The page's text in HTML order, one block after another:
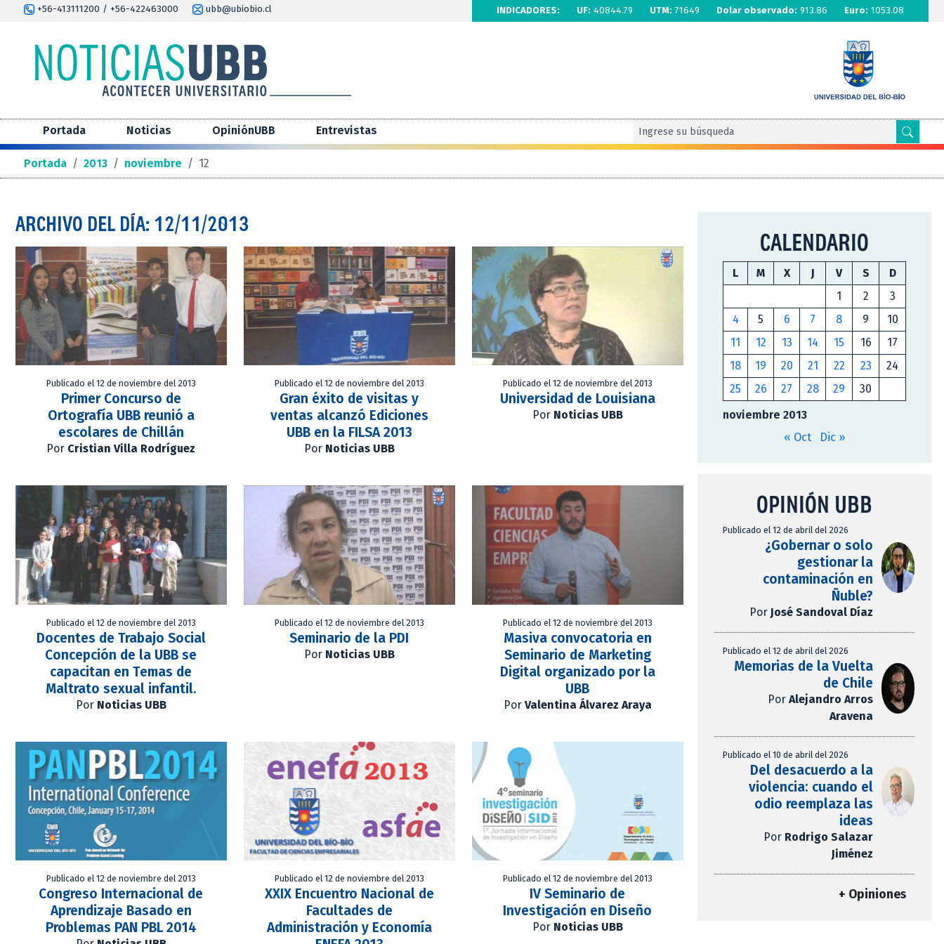
+56-413111200 / +56-422463000 ubb@ubiobio.cl INDICADORES: UF: 40844.79 UTM: 71649 Dolar observado: 913.86 Euro: 1053.08
Portada Noticias OpiniónUBB Entrevistas
Portada / 2013 / noviembre / 12
ARCHIVO DEL DÍA: 12/11/2013
Publicado el 12 de noviembre del 2013
Primer Concurso de
Ortografía UBB reunió a
escolares de Chillán
Por Cristian Villa Rodríguez
Publicado el 12 de noviembre del 2013
Gran éxito de visitas y
ventas alcanzó Ediciones
UBB en la FILSA 2013
Por Noticias UBB
Publicado el 12 de noviembre del 2013
Universidad de Louisiana
Por Noticias UBB
Publicado el 12 de noviembre del 2013
Docentes de Trabajo Social
Concepción de la UBB se
capacitan en Temas de
Maltrato sexual infantil.
Por Noticias UBB
Publicado el 12 de noviembre del 2013
Seminario de la PDI
Por Noticias UBB
Publicado el 12 de noviembre del 2013
Masiva convocatoria en
Seminario de Marketing
Digital organizado por la
UBB
Por Valentina Álvarez Araya
Publicado el 12 de noviembre del 2013
Congreso Internacional de
Aprendizaje Basado en
Problemas PAN PBL 2014
Publicado el 12 de noviembre del 2013
XXIX Encuentro Nacional de
Facultades de
Administración y Economía
Publicado el 12 de noviembre del 2013
IV Seminario de
Investigación en Diseño
Por Noticias UBB
CALENDARIO
noviembre 2013
L M X J V S
D
1
2
3
4
5 6 7 8 9
10
11
12 13 14 15 16
17
18
19 20 21 22 23
24
25
26 27 28 29 30
« Oct Dic »
OPINIÓN UBB
Publicado el 12 de abril del 2026
¿Gobernar o solo
gestionar la
contaminación en
Ñuble?
Por José Sandoval Díaz
Publicado el 12 de abril del 2026
Memorias de la Vuelta
de Chile
Por Alejandro Arros
Aravena
Publicado el 10 de abril del 2026
Del desacuerdo a la
violencia: cuando el
odio reemplaza las
ideas
Por Rodrigo Salazar
Jiménez
+ Opiniones